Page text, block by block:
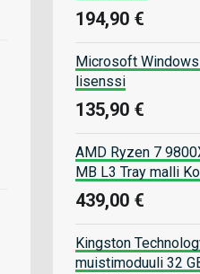
194,90 €
Microsoft
lisenssi
135,90 €
AMD Ryzen 7
MB L3 Tray malli
439,00 €
Kingston
muistimoduuli 32